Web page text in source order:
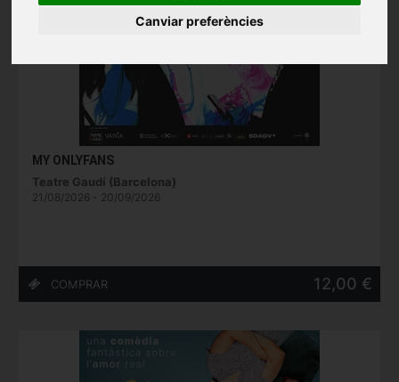
Canviar preferències
MY ONLYFANS
Teatre Gaudí (Barcelona)
21/08/2026 - 20/09/2026
12,00 €